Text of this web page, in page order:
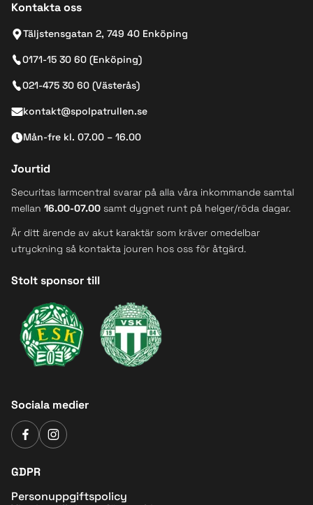
Kontakta oss
Täljstensgatan 2, 749 40 Enköping
0171-15 30 60 (Enköping)
021-475 30 60 (Västerås)
kontakt@spolpatrullen.se
Mån-fre kl. 07.00 – 16.00
Jourtid
Securitas larmcentral svarar på alla våra inkommande samtal
mellan 16.00-07.00 samt dygnet runt på helger/röda dagar.
Är ditt ärende av akut karaktär som kräver omedelbar
utryckning så kontakta jouren hos oss för åtgärd.
Stolt sponsor till
Sociala medier
GDPR
Personuppgiftspolicy